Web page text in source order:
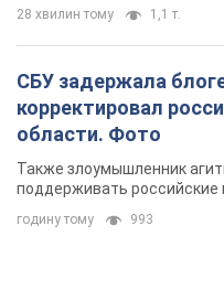
28 хвилин тому 1,1 т.
СБУ задержала
корректировал
области. Фото
Также злоумышленник
поддерживать
годину тому 993